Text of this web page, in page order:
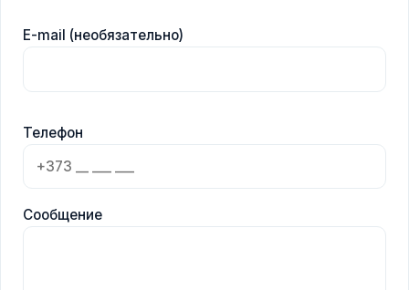
E-mail (необязательно)
Телефон
Сообщение